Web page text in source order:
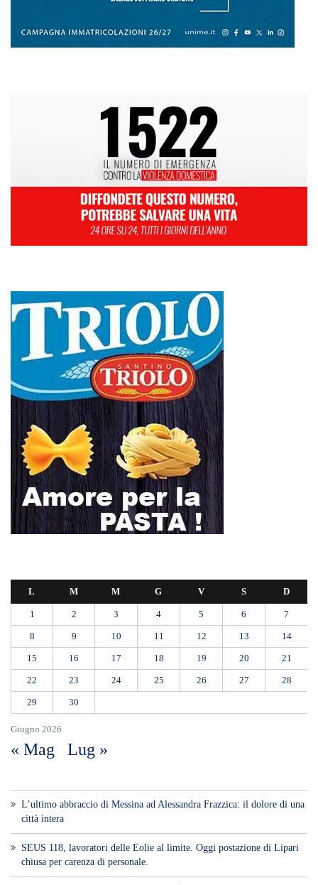
Giugno 2026
L M M G V S D
1 2 3 4 5 6 7
8 9 10 11 12 13 14
15 16 17 18 19 20 21
22 23 24 25 26 27 28
29 30
« Mag Lug »
L’ultimo abbraccio di Messina ad Alessandra Frazzica: il dolore di una
città intera
SEUS 118, lavoratori delle Eolie al limite. Oggi postazione di Lipari
chiusa per carenza di personale.